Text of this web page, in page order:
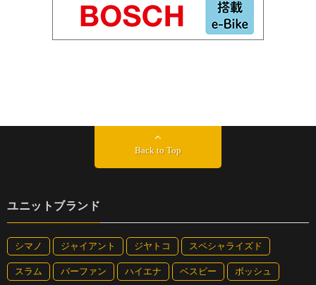
Back to Top
ユニットブランド
シマノ ジャイアント ジヤトコ スペシャライズド
スラム バーファン ハイエナ ベスビー ボッシュ